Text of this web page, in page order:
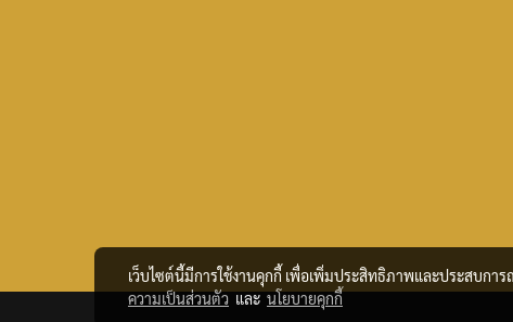
เว็บไซต์นี้มีการใช้งานคุกกี้ เพื่อเพิ่มประสิทธิภาพและประสบกา
ความเป็นส่วนตัวและนโยบายคุกกี้